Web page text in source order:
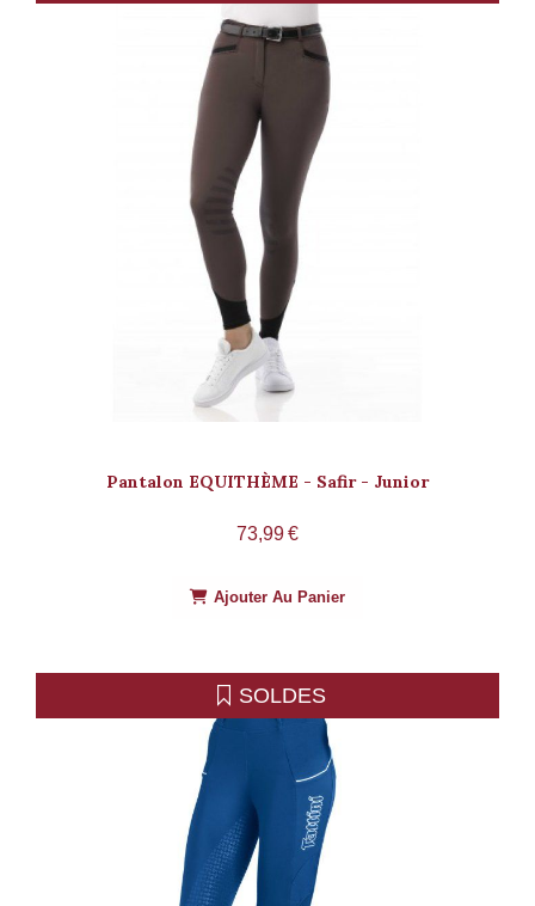
Pantalon EQUITHÈME - Safir - Junior
73,99€
Ajouter Au Panier
SOLDES